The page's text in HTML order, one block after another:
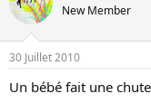
New Member
30 Juillet 2010
Un bébé fait une